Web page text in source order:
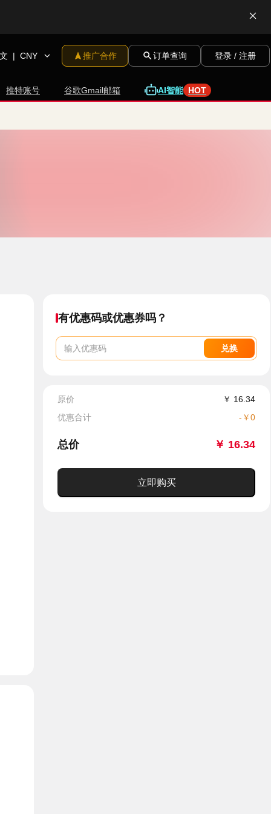
| CNY 推广合作 订单查询 登录 / 注册
推特账号 谷歌Gmail邮箱 AI智能 HOT
有优惠码或优惠券吗？
兑换
原价 ￥ 16.34
优惠合计
- ￥0
总价 ￥ 16.34
立即购买